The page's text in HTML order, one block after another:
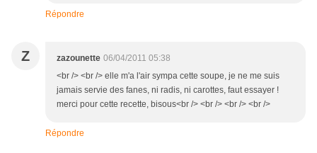
Répondre
Z zazounette 06/04/2011 05:38
<br /> <br /> elle m'a l'air sympa cette soupe, je ne me suis
jamais servie des fanes, ni radis, ni carottes, faut essayer !
merci pour cette recette, bisous<br /> <br /> <br /> <br />
Répondre